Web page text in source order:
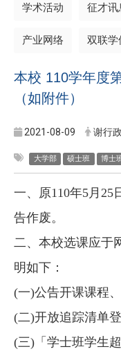
学术活动 征才讯
产业网络 双联学
本校 110学年度
（如附件）
2021-08-09 谢行
大学部 硕士班 博士
一、原110年5月25
告作废。
二、本校选课应于
明如下：
(一)公告开课课程
(二)开放追踪清单
(三)「学士班学生